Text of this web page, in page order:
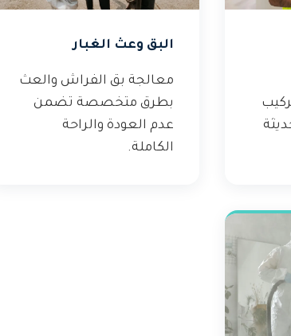
البق وعث الغبار
معالجة بق الفراش والعث
بطرق متخصصة تضمن
عدم العودة والراحة
الكاملة.